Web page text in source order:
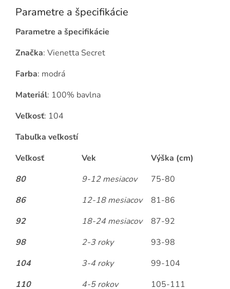
Parametre a špecifikácie
Parametre a špecifikácie
Značka: Vienetta Secret
Farba: modrá
Materiál: 100% bavlna
Veľkosť: 104
Tabuľka veľkostí
Veľkosť
Vek
Výška (cm)
80
9-12 mesiacov
75-80
86
12-18 mesiacov
81-86
92
18-24 mesiacov
87-92
98
2-3 roky
93-98
104
3-4 roky
99-104
110
4-5 rokov 105-111